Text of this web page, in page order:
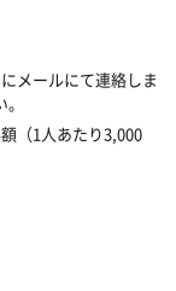
メールにて連絡しま
（1人あたり3,000